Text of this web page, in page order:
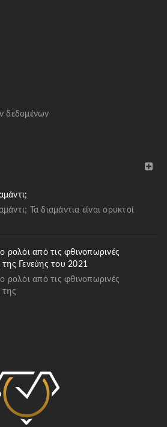
δεδομένων
Τα διαμάντια είναι ορυκτοί
ρολόι από τις φθινοπωρινές
Γενεύης του 2021
ρολόι από τις φθινοπωρινές
της